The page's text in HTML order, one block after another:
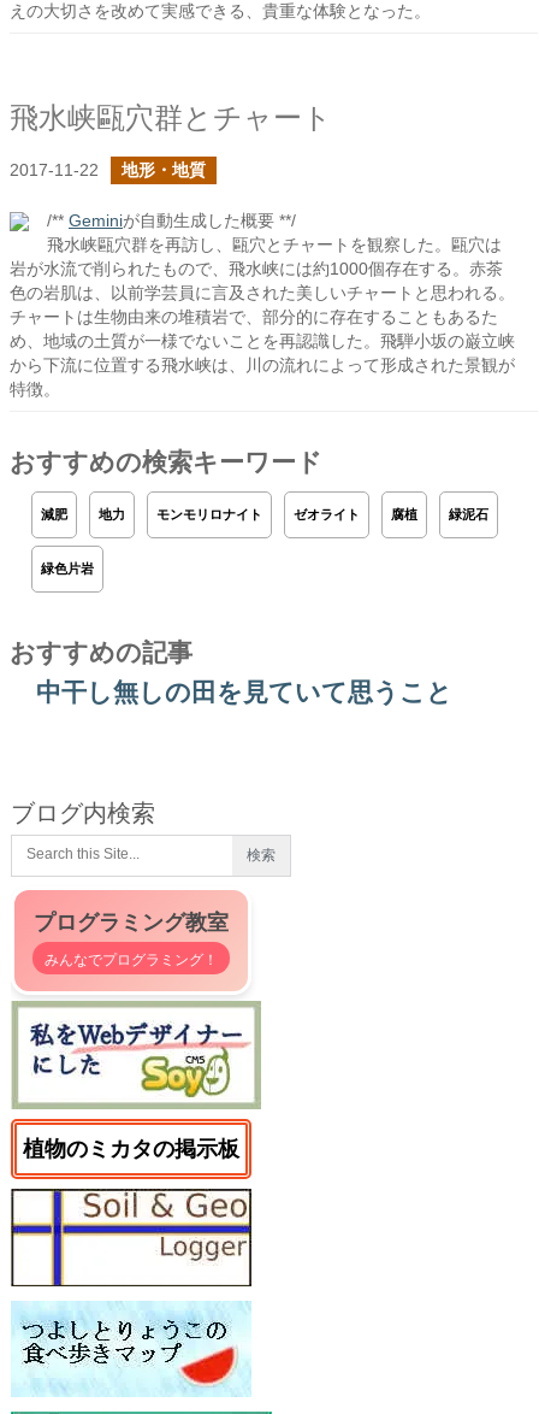
えの大切さを改めて実感できる、貴重な体験となった。
飛水峡甌穴群とチャート
2017-11-22 地形・地質
/** Geminiが自動生成した概要 **/
飛水峡甌穴群を再訪し、甌穴とチャートを観察した。甌穴は
岩が水流で削られたもので、飛水峡には約1000個存在する。赤茶
色の岩肌は、以前学芸員に言及された美しいチャートと思われる。
チャートは生物由来の堆積岩で、部分的に存在することもあるた
め、地域の土質が一様でないことを再認識した。飛騨小坂の巌立峡
から下流に位置する飛水峡は、川の流れによって形成された景観が
特徴。
おすすめの検索キーワード
減肥 地力 モンモリロナイト ゼオライト 腐植 緑泥石
緑色片岩
おすすめの記事
中干し無しの田を見ていて思うこと
ブログ内検索
プログラミング教室
みんなでプログラミング！
植物のミカタの掲示板